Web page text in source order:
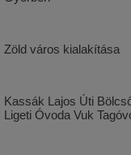
Zöld város kialakítása
Kassák Lajos Úti
Ligeti Óvoda Vuk